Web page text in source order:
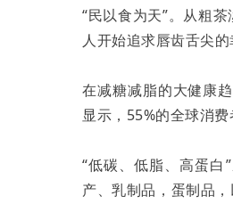
“民以食为天”。从粗
人开始追求唇齿舌尖
在减糖减脂的大健康
显示，55%的全球消
“低碳、低脂、高蛋
产、乳制品，蛋制品